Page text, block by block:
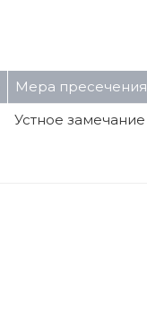
Мера пресечения
Устное замечание